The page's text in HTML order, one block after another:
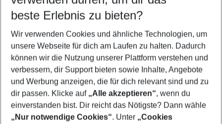
5-8 Nächte
2 Erwachsene Keine Kinder
Mehr Filter anzeigen
beste Erlebnis zu bieten?
Wir verwenden Cookies und ähnliche Technologien, um
unsere Webseite für dich am Laufen zu halten. Dadurch
können wir die Nutzung unserer Plattform verstehen und
verbessern, dir Support bieten sowie Inhalte, Angebote
und Werbung anzeigen, die für dich relevant sind und zu
dir passen. Klicke auf „Alle akzeptieren“, wenn du
einverstanden bist. Dir reicht das Nötigste? Dann wähle
„Nur notwendige Cookies“. Unter „Cookies